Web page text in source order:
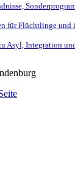
für Flüchtlinge
Asyl, Integration